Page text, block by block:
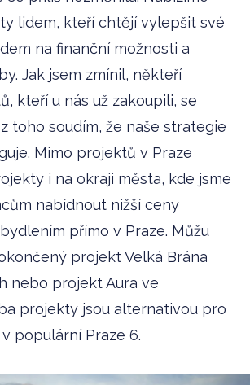
lidem, kteří chtějí vylepšit své
na finanční možnosti a
Jak jsem zmínil, někteří
kteří u nás už zakoupili, se
toho soudím, že naše strategie
Mimo projektů v Praze
i na okraji města, kde jsme
nabídnout nižší ceny
přímo v Praze. Můžu
projekt Velká Brána
nebo projekt Aura ve
projekty jsou alternativou pro
populární Praze 6.